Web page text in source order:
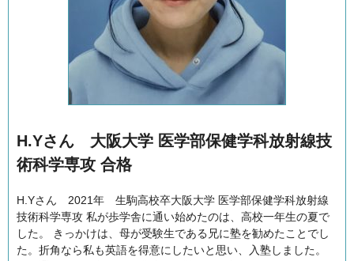
H.Yさん 大阪大学 医学部保健学科放射線技
術科学専攻 合格
H.Yさん 2021年 生駒高校卒大阪大学 医学部保健学科放射線
技術科学専攻 私が歩学舎に通い始めたのは、高校一年生の夏で
した。 きっかけは、母が受験生である兄に塾を勧めたことでし
た。折角なら私も英語を得意にしたいと思い、入塾しました。